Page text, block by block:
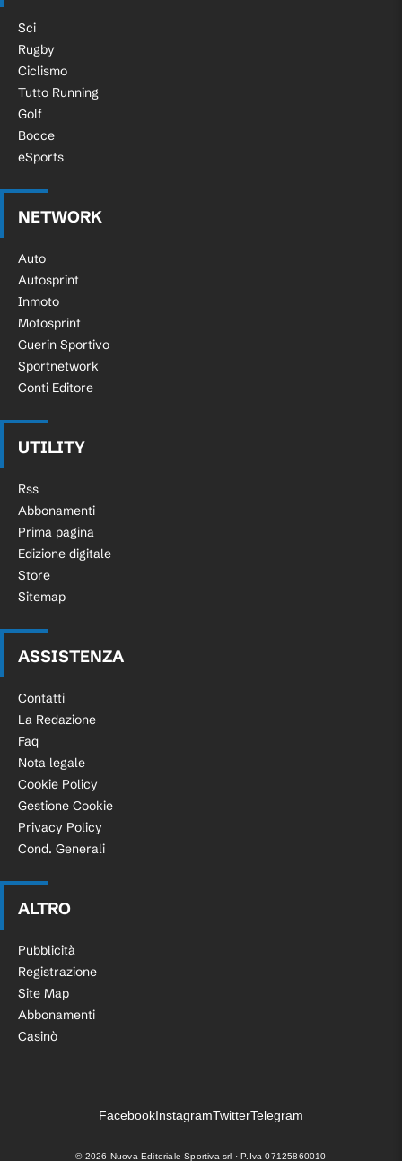
Sci
Rugby
Ciclismo
Tutto Running
Golf
Bocce
eSports
NETWORK
Auto
Autosprint
Inmoto
Motosprint
Guerin Sportivo
Sportnetwork
Conti Editore
UTILITY
Rss
Abbonamenti
Prima pagina
Edizione digitale
Store
Sitemap
ASSISTENZA
Contatti
La Redazione
Faq
Nota legale
Cookie Policy
Gestione Cookie
Privacy Policy
Cond. Generali
ALTRO
Pubblicità
Registrazione
Site Map
Abbonamenti
Casinò
FacebookInstagramTwitterTelegram
© 2026 Nuova Editoriale Sportiva srl · P.Iva 07125860010